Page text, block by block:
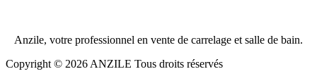
Anzile, votre professionnel en vente de carrelage et salle de bain.
Copyright © 2026 ANZILE Tous droits réservés